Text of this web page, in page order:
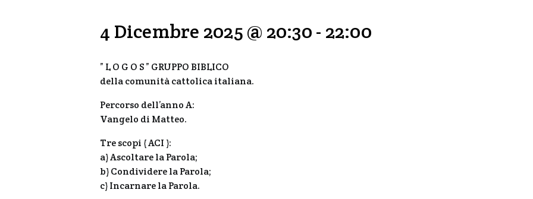
4 Dicembre 2025 @ 20:30- 22:00
” L O G O S ” GRUPPO BIBLICO
della comunità cattolica italiana.
Percorso dell’anno A:
Vangelo di Matteo.
Tre scopi ( ACI ):
a) Ascoltare la Parola;
b) Condividere la Parola;
c) Incarnare la Parola.